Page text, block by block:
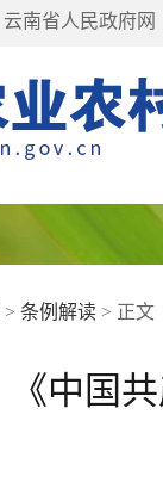
云南省人民政府网
>条例解读 > 正文
《中国